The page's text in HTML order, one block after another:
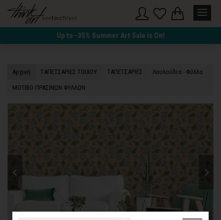
Up to -35% Summer Art Sale is On!
Αρχική TΑΠΕΤΣΑΡΙΕΣ ΤΟΙΧΟΥ TΑΠΕΤΣΑΡΙΕΣ Λουλούδια - Φύλλα
ΜΟΤΙΒΟ ΠΡΑΣΙΝΩΝ ΦΥΛΛΩΝ